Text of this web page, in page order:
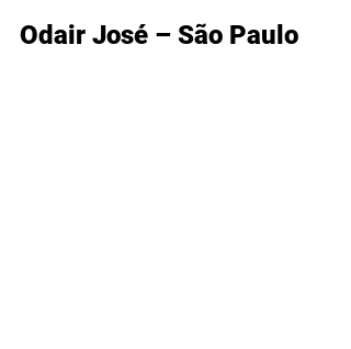
Odair José – São Paulo